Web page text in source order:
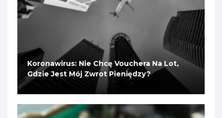
Koronawirus: Nie Chcę Vouchera Na Lot,
Gdzie Jest Mój Zwrot Pieniędzy?